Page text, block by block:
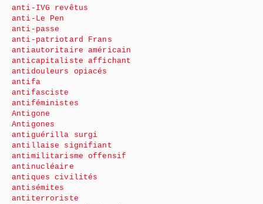
anti-IVG revêtus
anti-Le Pen
anti-passe
anti-patriotard Frans
antiautoritaire américain
anticapitaliste affichant
antidouleurs opiacés
antifa
antifasciste
antiféministes
Antigone
Antigones
antiguérilla surgi
antillaise signifiant
antimilitarisme offensif
antinucléaire
antiques civilités
antisémites
antiterroriste